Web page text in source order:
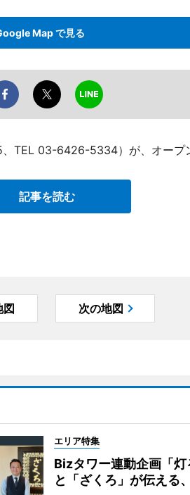
Map で見る
TEL 03-6426-5334）が、オープ
記事を読む
図 次の地図
エリア特集
Bizタワー連動企画「
と「ざくろ」が伝える